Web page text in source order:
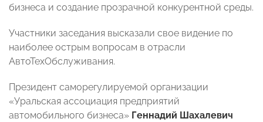
бизнеса и создание прозрачной конкурентной среды.
Участники заседания высказали свое видение по
наиболее острым вопросам в отрасли
АвтоТехОбслуживания.
Президент саморегулируемой организации
«Уральская ассоциация предприятий
автомобильного бизнеса» Геннадий Шахалевич